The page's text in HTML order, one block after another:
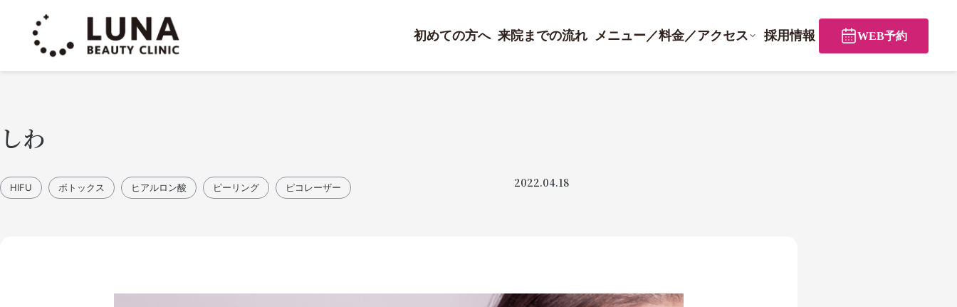
初めての方へ 来院までの流れ メニュー／料金／アクセス 採用情報 WEB予約
nbc-clinic 2022年4月18日
しわ
HIFU ボトックス ヒアルロン酸 ピーリング ピコレーザー 2022.04.18